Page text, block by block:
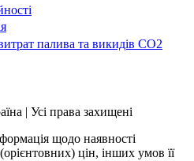
палива та викидів СО2
| Усі права захищені
щодо наявності
цін, інших умов її